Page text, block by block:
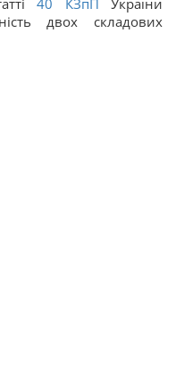
двох складових